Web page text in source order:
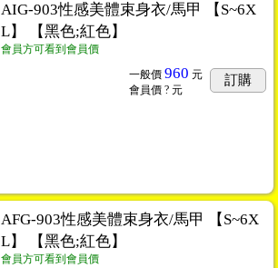
AIG-903性感美體束身衣/馬甲 【S~6X
L】 【黑色;紅色】
會員方可看到會員價
一般價 960 元
會員價 ? 元
訂購
AFG-903性感美體束身衣/馬甲 【S~6X
L】 【黑色;紅色】
會員方可看到會員價